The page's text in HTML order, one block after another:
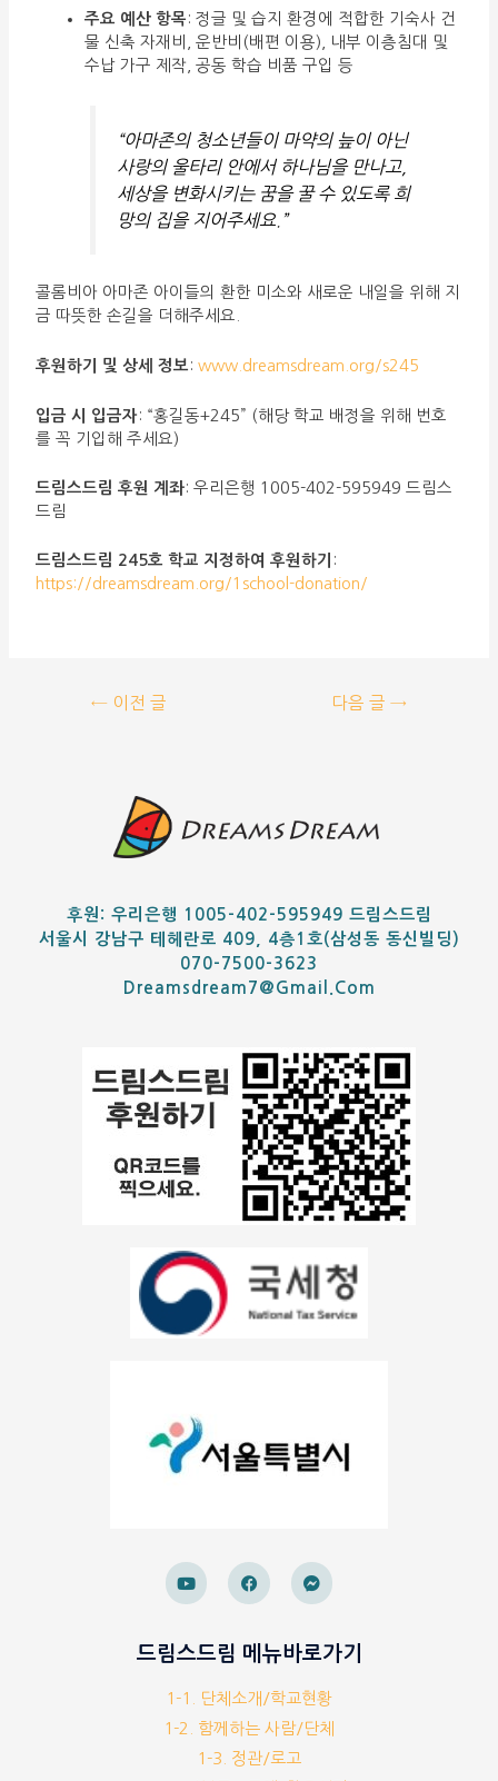
주요 예산 항목 : 정글 및 습지 환경에 적합한 기숙사 건
물 신축 자재비, 운반비(배편 이용), 내부 이층침대 및
수납 가구 제작, 공동 학습 비품 구입 등
“아마존의 청소년들이 마약의 늪이 아닌
사랑의 울타리 안에서 하나님을 만나고,
세상을 변화시키는 꿈을 꿀 수 있도록 희
망의 집을 지어주세요.”
콜롬비아 아마존 아이들의 환한 미소와 새로운 내일을 위해 지
금 따뜻한 손길을 더해주세요.
후원하기 및 상세 정보 :www.dreamsdream.org/s245
입금 시 입금자 : “홍길동+245” (해당 학교 배정을 위해 번호
를 꼭 기입해 주세요)
드림스드림 후원 계좌: 우리은행 1005-402-595949 드림스
드림
드림스드림 245호 학교 지정하여 후원하기 :
https://dreamsdream.org/1school-donation/
←이전 글 다음 글→
후원: 우리은행 1005-402-595949 드림스드림
서울시 강남구 테헤란로 409, 4층1호(삼성동 동신빌딩)
070-7500-3623
Dreamsdream7@gmail.com
드림스드림 메뉴바로가기
1-1. 단체소개/학교현황
1-2. 함께하는 사람/단체
1-3. 정관/로고